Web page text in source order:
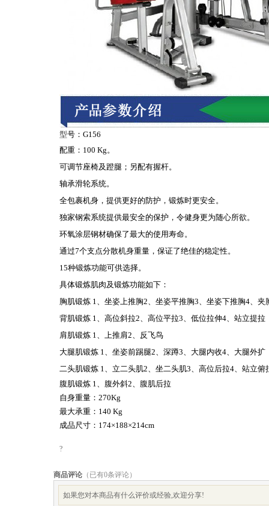
型号： G156
配重： 100 Kg。
可调节座椅及蹬腿；另配有握杆。
轴承滑轮系统。
全包裹机身，提供更好的防护，锻炼时更安全。
独家钢索系统提供最安全的保护，令健身更为随心所欲。
环氧涂层钢材确保了最大的使用寿命。
通过7个支点分散机身重量，保证了绝佳的稳定性。
15种锻炼功能可供选择。
具体锻炼肌肉及锻炼功能如下：
胸肌锻炼1、坐姿上推胸2、坐姿平推胸3、坐姿下推胸4、夹
背肌锻炼1、高位斜拉2、高位平拉3、低位拉伸4、站立提拉
肩肌锻炼1、上推肩2、反飞鸟
大腿肌锻炼1、坐姿前踢腿2、深蹲3、大腿内收4、大腿外扩
二头肌锻炼1、立二头肌2、坐二头肌3、高位后拉4、站立俯
腹肌锻炼1、腹外斜2、腹肌后拉
自身重量： 270Kg
最大承重： 140 Kg
成品尺寸： 174×188×214cm
?
商品评论（已有0条评论）
如果您对本商品有什么评价或经验,欢迎分享!